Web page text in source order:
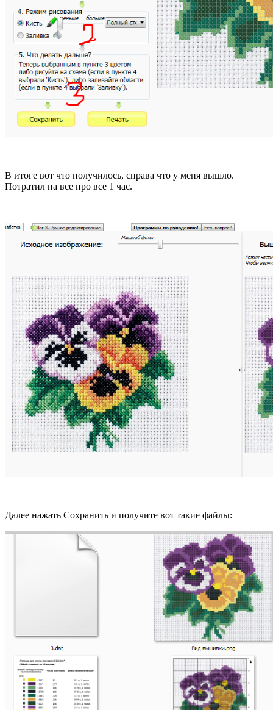
В итоге вот что получилось, справа что у меня вышло.
Потратил на все про все 1 час.
Далее нажать Сохранить и получите вот такие файлы: